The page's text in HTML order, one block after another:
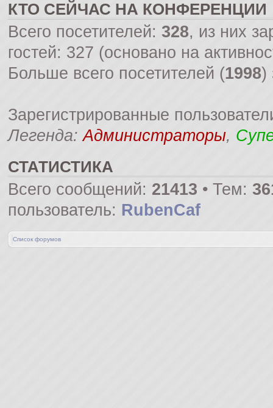
КТО СЕЙЧАС НА КОНФЕРЕНЦИИ
Всего посетителей: 328, из них
гостей: 327 (основано на
Больше всего посетителей (1998)
Зарегистрированные
Легенда:Администраторы,
СТАТИСТИКА
Всего сообщений: 21413 • Тем:
пользователь: RubenCaf
Список форумов